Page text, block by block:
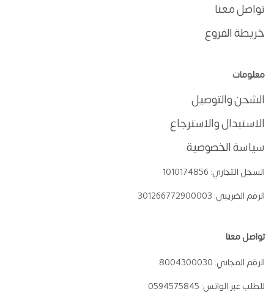
تواصل معنا
خريطة الفروع
معلومات
الشحن والتوصيل
الاستبدال والاسترجاع
سياسة الخصوصية
السجل التجاري: 1010174856
الرقم الضريبي: 301266772900003
تواصل معنا
الرقم المجاني: 8004300030
للطلب عبر الواتس: 0594575845